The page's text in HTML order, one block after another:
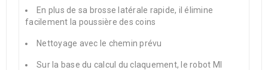
En plus de sa brosse latérale rapide, il élimine
facilement la poussière des coins
Nettoyage avec le chemin prévu
Sur la base du calcul du claquement, le robot MI